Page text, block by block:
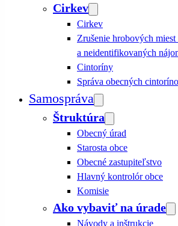
Cirkev
Cirkev
Zrušenie hrobových miest
a neidentifikovaných
Cintoríny
Správa obecných
Samospráva
Štruktúra
Obecný úrad
Starosta obce
Obecné zastupiteľstvo
Hlavný kontrolór obce
Komisie
Ako vybaviť na úrade
Návody a inštrukcie